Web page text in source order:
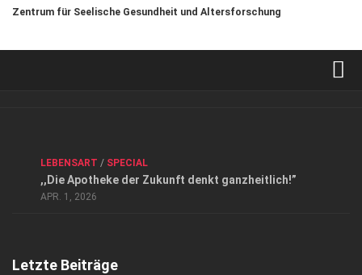
Zentrum für Seelische Gesundheit und Altersforschung
Datenschutzerklärung
Top Magazin Dresden / Ostsachsen
LEBENSART / SPECIAL
,,Die Apotheke der Zukunft denkt ganzheitlich!”
APR. 1, 2026
Letzte Beiträge